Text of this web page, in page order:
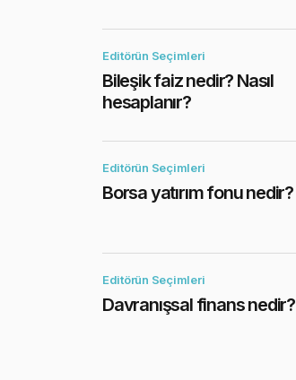
Editörün Seçimleri
Bileşik faiz nedir? Nasıl
hesaplanır?
Editörün Seçimleri
Borsa yatırım fonu nedir?
Editörün Seçimleri
Davranışsal finans nedir?